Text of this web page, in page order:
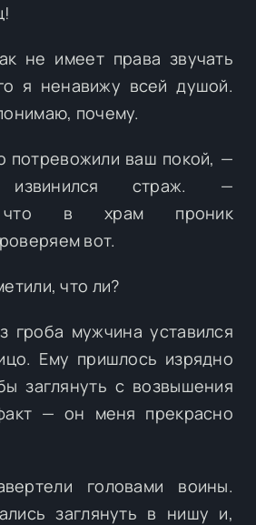
не имеет права звучать
я ненавижу всей душой.
почему.
потревожили ваш покой, —
извинился страж. —
что в храм проник
вот.
что ли?
гроба мужчина уставился
Ему пришлось изрядно
заглянуть с возвышения
— он меня прекрасно
головами воины.
заглянуть в нишу и,